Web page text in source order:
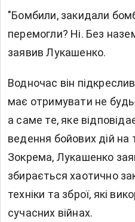
"Бомбили, закидали
перемогли? Ні. Без
заявив Лукашенко.
Водночас він
має отримувати не
а саме те, яке
ведення бойових дій на
Зокрема, Лукашенко
збирається хаотично
техніки та зброї, які
сучасних війнах.